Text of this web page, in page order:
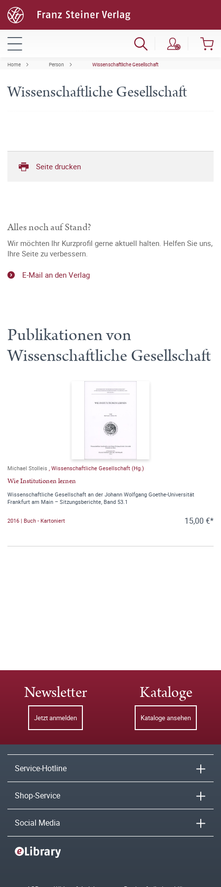
Home Person Wissenschaftliche Gesellschaft
Wissenschaftliche Gesellschaft
Seite drucken
Alles noch auf Stand?
Wir möchten Ihr Kurzprofil gerne aktuell halten. Helfen Sie uns,
Ihre Seite zu verbessern.
E-Mail an den Verlag
Publikationen von
Wissenschaftliche Gesellschaft
Michael Stolleis Wissenschaftliche Gesellschaft (Hg.)
Wie Institutionen lernen
Wissenschaftliche Gesellschaft an der Johann Wolfgang Goethe-Universität
Frankfurt am Main – Sitzungsberichte, Band 53.1
2016 | Buch - Kartoniert 15,00 €*
Newsletter
Jetzt anmelden
Kataloge
Kataloge ansehen
Service-Hotline
Shop-Service
Social Media